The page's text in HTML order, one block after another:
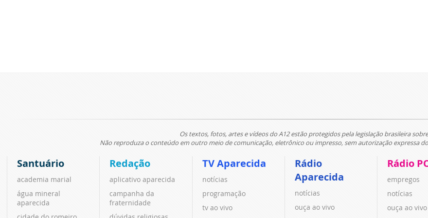
Os textos, fotos, artes e vídeos do A12 estão protegidos pela legislação brasileira
Não reproduza o conteúdo em outro meio de comunicação, eletrônico ou impresso, sem autorização expressa
Santuário
academia marial
água mineral
aparecida
Redação
aplicativo aparecida
campanha da
fraternidade
TV Aparecida
notícias
programação
tv ao vivo
Rádio
Aparecida
notícias
ouça ao vivo
Rádio
empregos
notícias
ouça ao vivo